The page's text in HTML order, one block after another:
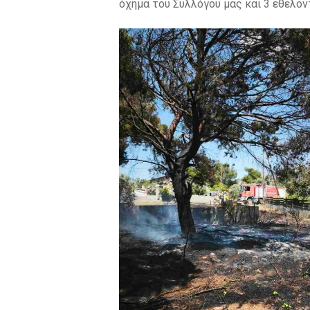
όχημα του Συλλόγου μας και 3